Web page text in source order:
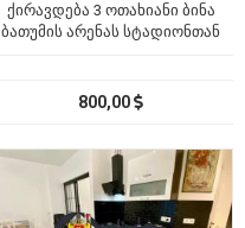
ქირავდება 3 ოთახიანი ბინა
ბათუმის არენას სტადიონთან
800,00